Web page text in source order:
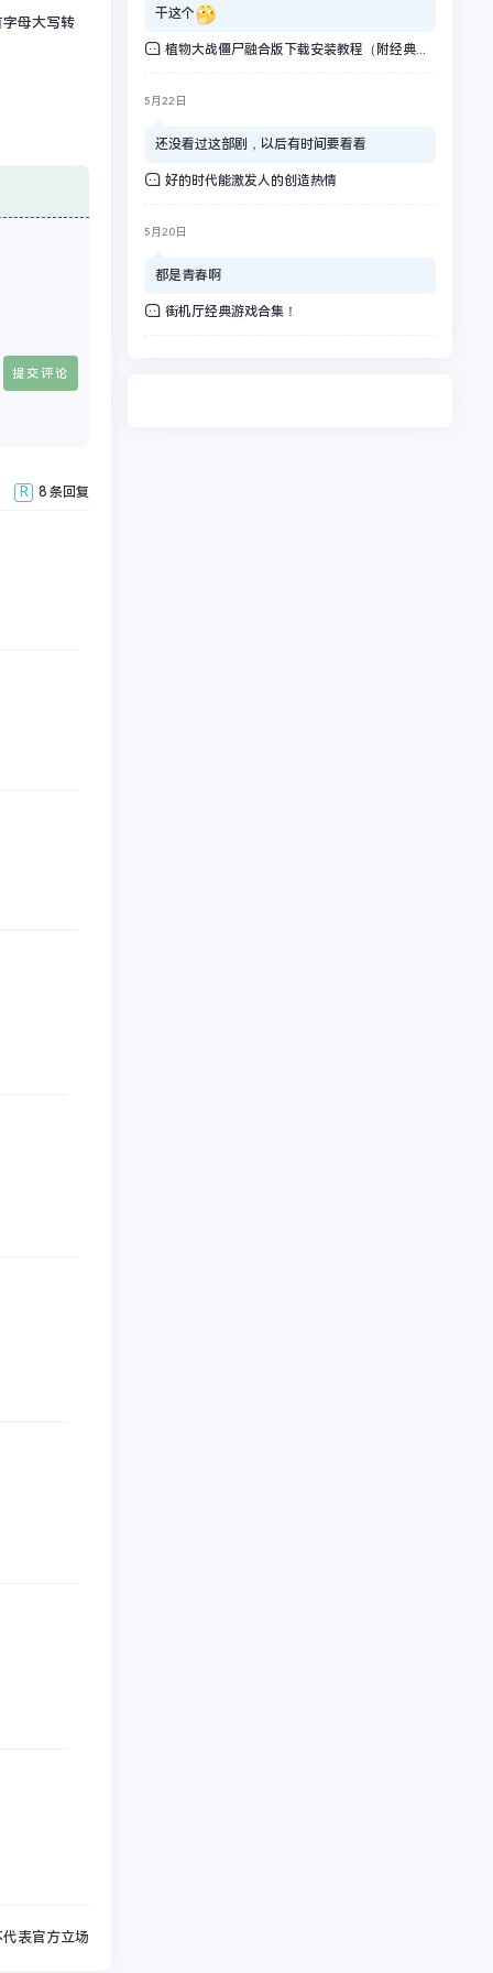
字母大写转
R 8 条回复
表官方立场
干这个
植物大战僵尸融合版下载安装教程（附经典版）
5月22日
还没看过这部剧，以后有时间要看看
好的时代能激发人的创造热情
5月20日
都是青春啊
街机厅经典游戏合集！